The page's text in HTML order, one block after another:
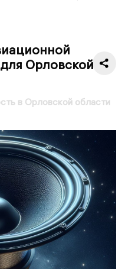
Орловской
в Орловской области